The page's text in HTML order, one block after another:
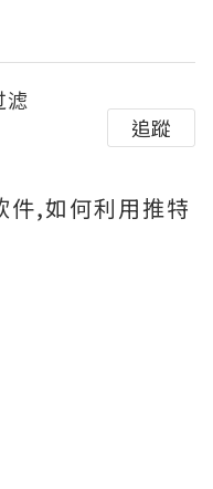
滤
追蹤
件,如何利用推特